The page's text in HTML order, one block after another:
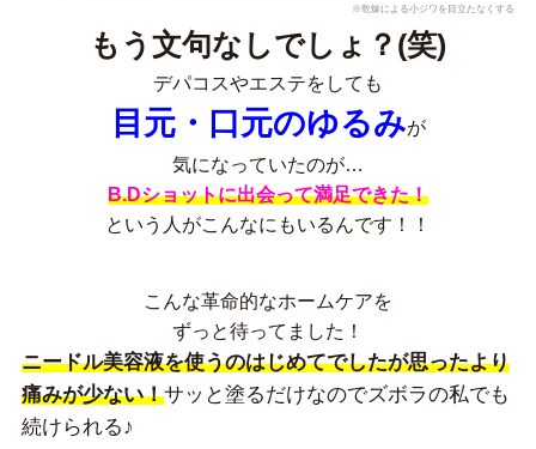
※乾燥による小ジワを目立たなくする
もう文句なしでしょ？(笑)
デパコスやエステをしても
目元・口元のゆるみが
気になっていたのが…
B.Dショットに出会って満足できた！
という人がこんなにもいるんです！！
こんな革命的なホームケアを
ずっと待ってました！
ニードル美容液を使うのはじめてでしたが思ったより
痛みが少ない！サッと塗るだけなのでズボラの私でも
続けられる♪